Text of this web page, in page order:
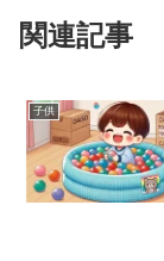
関連記事
子供